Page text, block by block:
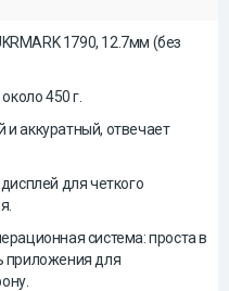
1790, 12.7мм (без
450 г.
аккуратный, отвечает
для четкого
система: проста в
приложения для